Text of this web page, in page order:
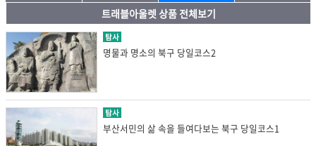
트래블아울렛 상품 전체보기
탐사
명물과 명소의 북구 당일코스2
탐사
부산서민의 삶 속을 들여다보는 북구 당일코스1